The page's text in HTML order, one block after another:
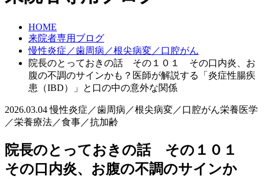
HOME
来院者専用ブログ
慢性炎症／歯周病／根尖病変／口腔がん
院長のとっておきの話 その１０１ その口内炎、お
腹の不調のサインかも？医師が解説する「炎症性腸疾
患（IBD）」と口の中の意外な関係
2026.03.04 慢性炎症／歯周病／根尖病変／口腔がん栄養医学
／栄養療法／食事／抗加齢
院長のとっておきの話 その１０１
その口内炎、お腹の不調のサインか